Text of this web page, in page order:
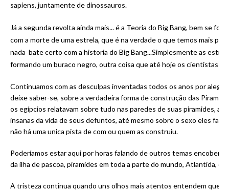
sapiens, juntamente de dinossauros.
Já a segunda revolta ainda mais... é a Teoria do Big Bang, bem se
com a morte de uma estrela, que é na verdade o que temos mais
nada bate certo com a historia do Big Bang...Simplesmente as
formando um buraco negro, outra coisa que até hoje os cientistas
Continuamos com as desculpas inventadas todos os anos por
deixe saber-se, sobre a verdadeira forma de construção das
os egípcios relatavam sobre tudo nas paredes de suas piramides,
insanas da vida de seus defuntos, até mesmo sobre o sexo eles
não há uma unica pista de com ou quem as construiu.
Poderíamos estar aqui por horas falando de outros temas
da ilha de pascoa, piramides em toda a parte do mundo, Atlantida, os
A tristeza continua quando uns olhos mais atentos entendem que